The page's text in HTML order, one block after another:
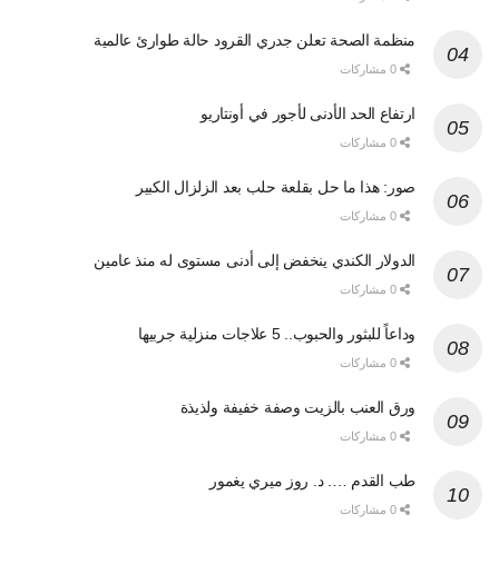
منظمة الصحة تعلن جدري القرود حالة طوارئ عالمية
ارتفاع الحد الأدنى لأجور في أونتاريو
صور: هذا ما حل بقلعة حلب بعد الزلزال الكبير
الدولار الكندي ينخفض إلى أدنى مستوى له منذ عامين
وداعاً للبثور والحبوب.. 5 علاجات منزلية جربيها
ورق العنب بالزيت وصفة خفيفة ولذيذة
طب القدم …. د. روز ميري يغمور